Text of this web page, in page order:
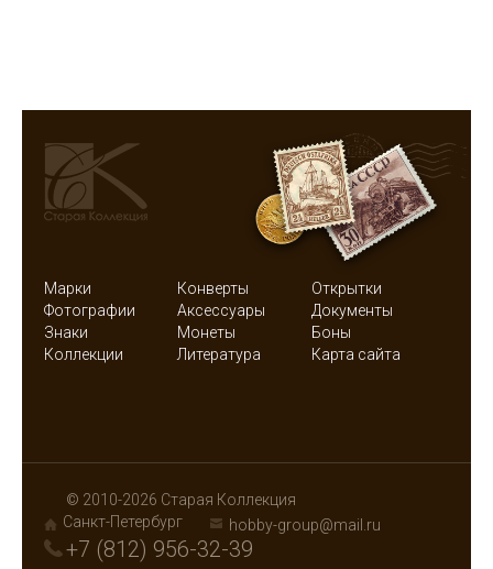
Марки Конверты
Открытки
Фотографии
Аксессуары
Документы
Знаки
Монеты
Боны
Коллекции
Литература Карта сайта
© 2010-2026 Старая Коллекция
Санкт-Петербург
hobby-group@mail.ru
+7 (812) 956-32-39